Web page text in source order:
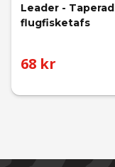
Leader - Taperad
flugfisketafs
68 kr